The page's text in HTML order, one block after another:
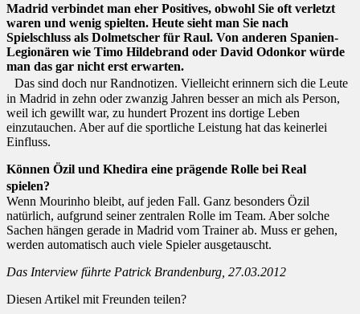
Madrid verbindet man eher Positives, obwohl Sie oft verletzt
waren und wenig spielten. Heute sieht man Sie nach
Spielschluss als Dolmetscher für Raul. Von anderen Spanien-
Legionären wie Timo Hildebrand oder David Odonkor würde
man das gar nicht erst erwarten.
Das sind doch nur Randnotizen. Vielleicht erinnern sich die Leute
in Madrid in zehn oder zwanzig Jahren besser an mich als Person,
weil ich gewillt war, zu hundert Prozent ins dortige Leben
einzutauchen. Aber auf die sportliche Leistung hat das keinerlei
Einfluss.
Können Özil und Khedira eine prägende Rolle bei Real
spielen?
Wenn Mourinho bleibt, auf jeden Fall. Ganz besonders Özil
natürlich, aufgrund seiner zentralen Rolle im Team. Aber solche
Sachen hängen gerade in Madrid vom Trainer ab. Muss er gehen,
werden automatisch auch viele Spieler ausgetauscht.
Das Interview führte Patrick Brandenburg, 27.03.2012
Diesen Artikel mit Freunden teilen?